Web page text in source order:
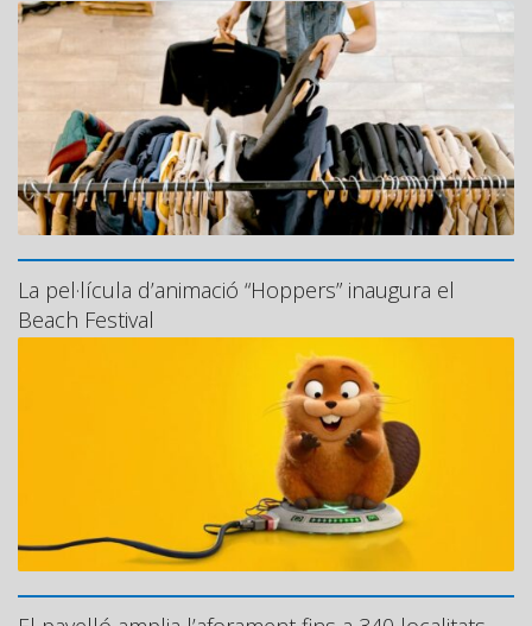
La pel·lícula d’animació “Hoppers” inaugura el
Beach Festival